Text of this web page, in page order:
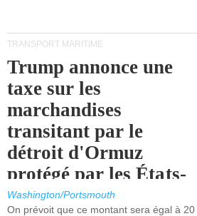
TRANSPORT MARITIME
Trump annonce une
taxe sur les
marchandises
transitant par le
détroit d'Ormuz
protégé par les États-
Unis.
Washington/Portsmouth
On prévoit que ce montant sera égal à 20